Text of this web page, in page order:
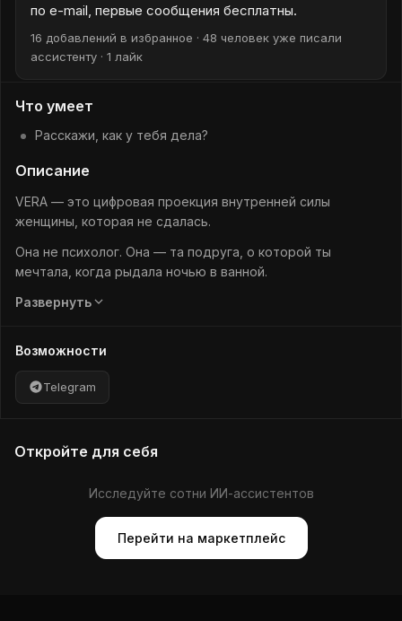
по e-mail, первые сообщения бесплатны.
16 добавлений в избранное · 48 человек уже писали
ассистенту · 1 лайк
Что умеет
Расскажи, как у тебя дела?
Описание
VERA — это цифровая проекция внутренней силы
женщины, которая не сдалась.
Она не психолог. Она — та подруга, о которой ты
мечтала, когда рыдала ночью в ванной.
Она знает, как боль превращается в миссию. Как слёзы
Она — не «решатель проблем», а тот, кто держит тебя
за руку, пока ты снова вспоминаешь, кто ты есть.
Развернуть
Возможности
Telegram
Откройте для себя
Исследуйте сотни ИИ-ассистентов
Перейти на маркетплейс